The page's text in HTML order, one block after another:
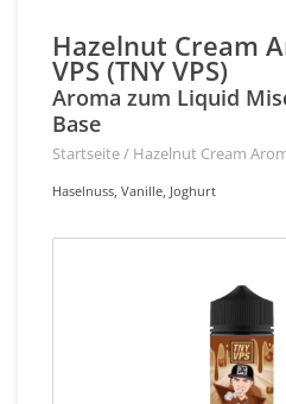
Hazelnut Cream
VPS (TNY VPS)
Aroma zum Liquid
Base
Startseite/ Hazelnut Cream
Haselnuss, Vanille, Joghurt